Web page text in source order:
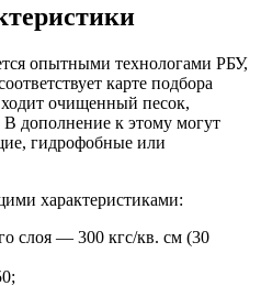
опытными технологами РБУ,
карте подбора
очищенный песок,
дополнение к этому могут
гидрофобные или
характеристиками:
слоя ― 300 кгс/кв. см (30